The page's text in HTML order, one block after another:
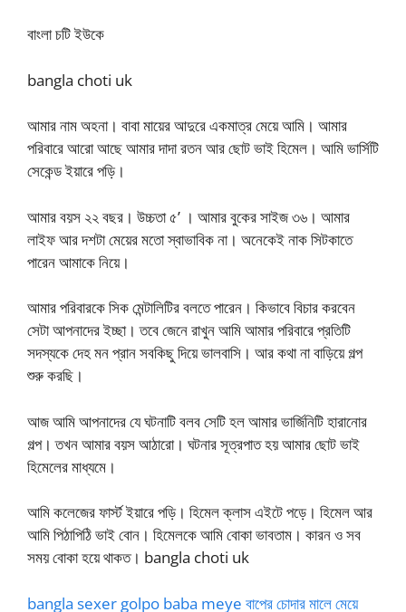
বাংলা চটি ইউকে
bangla choti uk
আমার নাম অহনা। বাবা মায়ের আদুরে একমাত্র মেয়ে আমি। আমার
পরিবারে আরো আছে আমার দাদা রতন আর ছোট ভাই হিমেল। আমি ভার্সিটি
সেকেন্ড ইয়ারে পড়ি।
আমার বয়স ২২ বছর। উচ্চতা ৫’ । আমার বুকের সাইজ ৩৬। আমার
লাইফ আর দশটা মেয়ের মতো স্বাভাবিক না। অনেকেই নাক সিটকাতে
পারেন আমাকে নিয়ে।
আমার পরিবারকে সিক মেন্টালিটির বলতে পারেন। কিভাবে বিচার করবেন
সেটা আপনাদের ইচ্ছা। তবে জেনে রাখুন আমি আমার পরিবারে প্রতিটি
সদস্যকে দেহ মন প্রান সবকিছু দিয়ে ভালবাসি। আর কথা না বাড়িয়ে গল্প
শুরু করছি।
আজ আমি আপনাদের যে ঘটনাটি বলব সেটি হল আমার ভার্জিনিটি হারানোর
গল্প। তখন আমার বয়স আঠারো। ঘটনার সূত্রপাত হয় আমার ছোট ভাই
হিমেলের মাধ্যমে।
আমি কলেজের ফার্স্ট ইয়ারে পড়ি। হিমেল ক্লাস এইটে পড়ে। হিমেল আর
আমি পিঠাপিঠি ভাই বোন। হিমেলকে আমি বোকা ভাবতাম। কারন ও সব
সময় বোকা হয়ে থাকত। bangla choti uk
bangla sexer golpo baba meye বাপের চোদার মালে মেয়ে